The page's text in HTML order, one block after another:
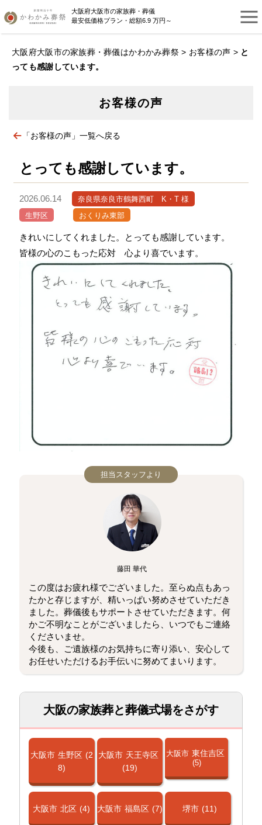
大阪府大阪市の家族葬・葬儀
最安低価格プラン・総額6.9 万円～
大阪府大阪市の家族葬・葬儀はかわかみ葬祭 > お客様の声 > と
っても感謝しています。
お客様の声
「お客様の声」一覧へ戻る
とっても感謝しています。
2026.06.14
奈良県奈良市鶴舞西町 K・T 様
生野区
おくりみ東部
きれいにしてくれました。とっても感謝しています。
皆様の心のこもった応対 心より喜でいます。
担当スタッフより
藤田 華代
この度はお疲れ様でございました。至らぬ点もあっ
たかと存じますが、精いっぱい努めさせていただき
ました。葬儀後もサポートさせていただきます。何
かご不明なことがございましたら、いつでもご連絡
くださいませ。
今後も、ご遺族様のお気持ちに寄り添い、安心して
お任せいただけるお手伝いに努めてまいります。
大阪の家族葬と葬儀式場をさがす
大阪市 生野区 (2
8)
大阪市 天王寺区
(19)
大阪市 東住吉区
(5)
大阪市 北区 (4) 大阪市 福島区 (7) 堺市 (11)